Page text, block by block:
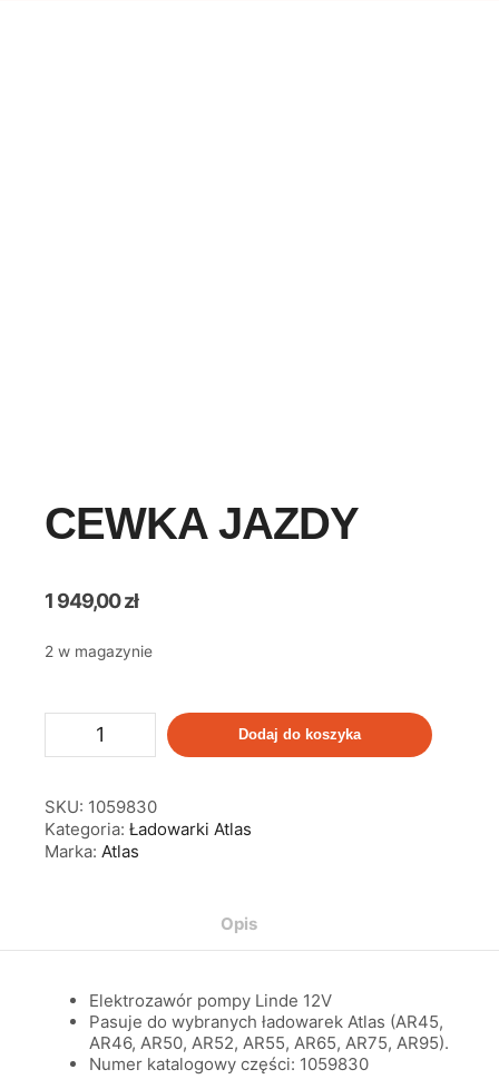
CEWKA JAZDY
1 949,00zł
2 w magazynie
Dodaj do koszyka
SKU: 1059830
Kategoria: Ładowarki Atlas
Marka: Atlas
Opis
Elektrozawór pompy Linde 12V
Pasuje do wybranych ładowarek Atlas (AR45,
AR46, AR50, AR52, AR55, AR65, AR75, AR95).
Numer katalogowy części: 1059830